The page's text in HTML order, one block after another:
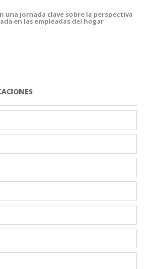
una jornada clave sobre la perspectiva
en las empleadas del hogar